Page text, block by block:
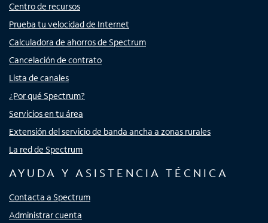
Centro de recursos
Prueba tu velocidad de Internet
Calculadora de ahorros de Spectrum
Cancelación de contrato
Lista de canales
¿Por qué Spectrum?
Servicios en tu área
Extensión del servicio de banda ancha a zonas rurales
La red de Spectrum
AYUDA Y ASISTENCIA TÉCNICA
Contacta a Spectrum
Administrar cuenta